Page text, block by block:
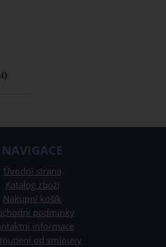
NAVIGACE
Úvodní strana
Katalog zboží
Nákupní košík
podmínky
informace
od smlouvy